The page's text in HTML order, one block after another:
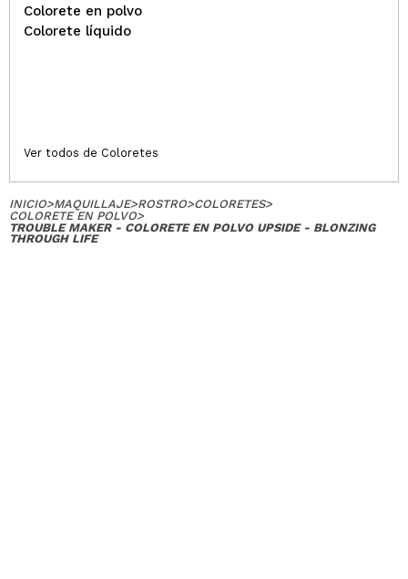
Colorete en polvo
Colorete líquido
Ver todos de Coloretes
INICIO>MAQUILLAJE>ROSTRO>COLORETES>
COLORETE EN POLVO>
TROUBLE MAKER - COLORETE EN POLVO UPSIDE - BLONZING
THROUGH LIFE